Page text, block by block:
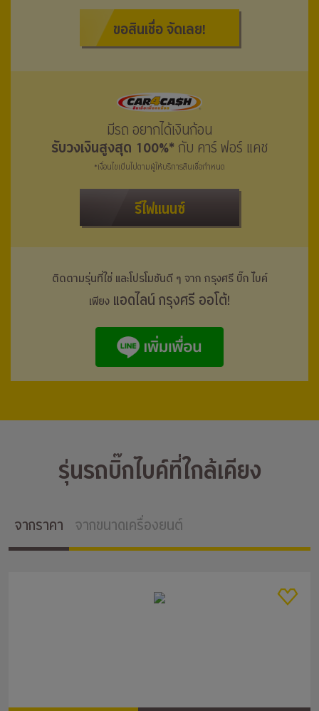
ขอสินเชื่อ จัดเลย!
มีรถ อยากได้เงินก้อน
รับวงเงินสูงสุด 100%* กับ คาร์ ฟอร์ แคช
*เงื่อนไขเป็นไปตามผู้ให้บริการสินเชื่อกำหนด
รีไฟแนนซ์
ติดตามรุ่นที่ใช่ และโปรโมชันดี ๆ จาก กรุงศรี บิ๊ก ไบค์
เพียง แอดไลน์ กรุงศรี ออโต้!
รุ่นรถบิ๊กไบค์ที่ใกล้เคียง
จากราคา จากขนาดเครื่องยนต์